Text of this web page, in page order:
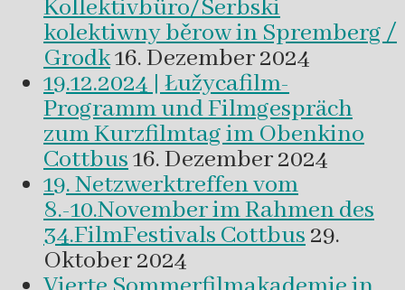
Kollektivbüro/Serbski
kolektiwny běrow in Spremberg /
Grodk16. Dezember 2024
19.12.2024 | Łužycafilm-
Programm und Filmgespräch
zum Kurzfilmtag im Obenkino
Cottbus16. Dezember 2024
19. Netzwerktreffen vom
8.-10.November im Rahmen des
34.FilmFestivals Cottbus 29.
Oktober 2024